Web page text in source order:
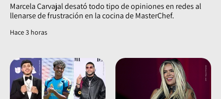
Marcela Carvajal desató todo tipo de opiniones en redes al
llenarse de frustración en la cocina de MasterChef.
Hace 3 horas